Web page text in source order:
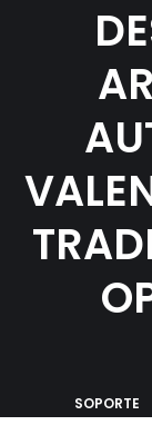
SOPORTE